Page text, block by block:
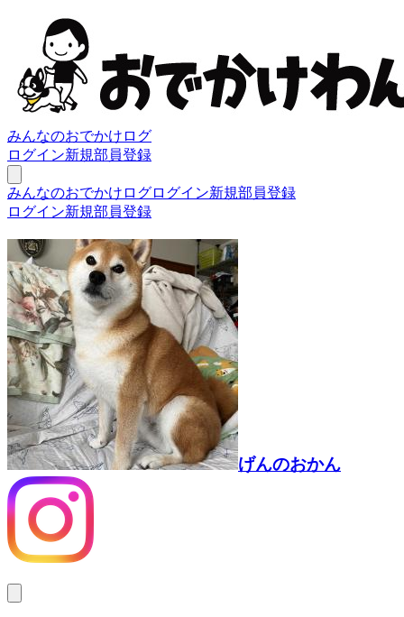
みんなのおでかけログ
ログイン新規部員登録
みんなのおでかけログログイン新規部員登録
ログイン新規部員登録
げんのおかん